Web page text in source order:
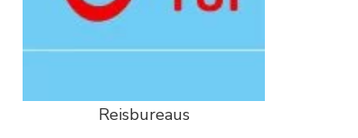
Reisbureaus